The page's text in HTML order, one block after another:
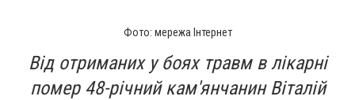
Фото: мережа Інтернет
Від отриманих у боях травм в лікарні
помер 48-річний кам'янчанин Віталій